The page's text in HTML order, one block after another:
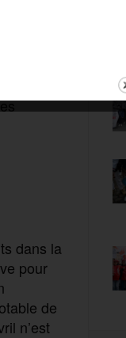
appel
des
que
enfants
dans la
pour
de
n’est